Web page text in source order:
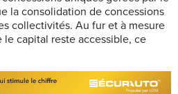
la consolidation de concessions
collectivités. Au fur et à mesure
capital reste accessible, ce